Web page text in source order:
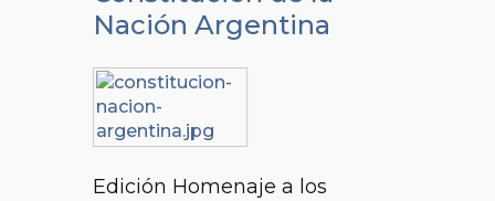
Nación Argentina
Edición Homenaje a los